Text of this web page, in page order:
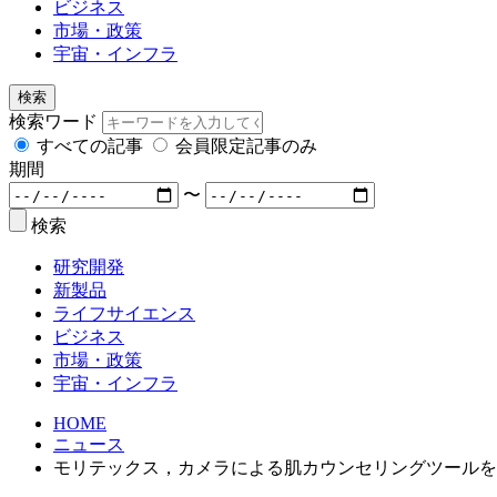
ビジネス
市場・政策
宇宙・インフラ
検索
検索ワード
すべての記事
会員限定記事のみ
期間
〜
検索
研究開発
新製品
ライフサイエンス
ビジネス
市場・政策
宇宙・インフラ
HOME
ニュース
モリテックス，カメラによる肌カウンセリングツール